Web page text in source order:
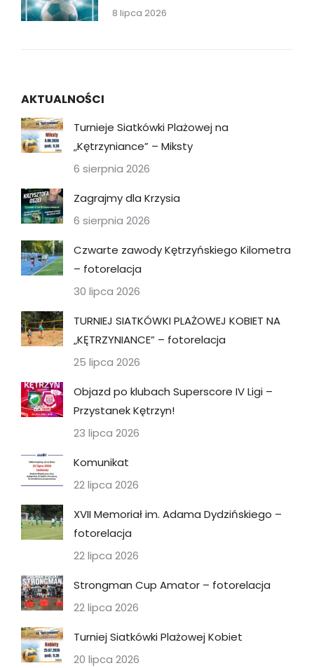
8 lipca 2026
AKTUALNOŚCI
Turnieje Siatkówki Plażowej na
„Kętrzyniance” – Miksty
6 sierpnia 2026
Zagrajmy dla Krzysia
6 sierpnia 2026
Czwarte zawody Kętrzyńskiego Kilometra
– fotorelacja
30 lipca 2026
TURNIEJ SIATKÓWKI PLAŻOWEJ KOBIET NA
„KĘTRZYNIANCE” – fotorelacja
25 lipca 2026
Objazd po klubach Superscore IV Ligi –
Przystanek Kętrzyn!
23 lipca 2026
Komunikat
22 lipca 2026
XVII Memoriał im. Adama Dydzińskiego –
fotorelacja
22 lipca 2026
Strongman Cup Amator – fotorelacja
22 lipca 2026
Turniej Siatkówki Plażowej Kobiet
20 lipca 2026